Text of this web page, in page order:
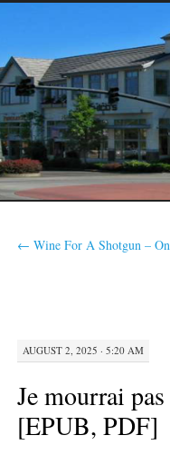
← Wine For A Shotgun –
AUGUST 2, 2025 · 5:20 AM
Je mourrai
[EPUB, PDF]